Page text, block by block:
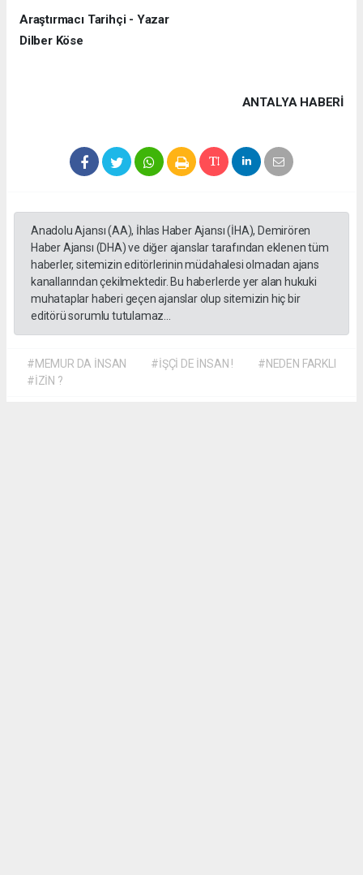
Araştırmacı Tarihçi - Yazar
Dilber Köse
ANTALYA HABERİ
Anadolu Ajansı (AA), İhlas Haber Ajansı (İHA), Demirören
Haber Ajansı (DHA) ve diğer ajanslar tarafından eklenen tüm
haberler, sitemizin editörlerinin müdahalesi olmadan ajans
kanallarından çekilmektedir. Bu haberlerde yer alan hukuki
muhataplar haberi geçen ajanslar olup sitemizin hiç bir
editörü sorumlu tutulamaz...
#MEMUR DA İNSAN #İŞÇİ DE İNSAN !
#NEDEN FARKLI
#İZİN ?